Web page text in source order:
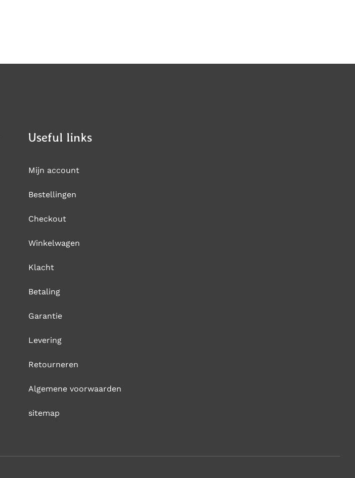
Useful links
Mijn account
Bestellingen
Checkout
Winkelwagen
Klacht
Betaling
Garantie
Levering
Retourneren
Algemene voorwaarden
sitemap